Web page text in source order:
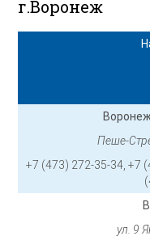
г.Воронеж
Пеше-
+7 (473) 272-35-34, +7
ул. 9